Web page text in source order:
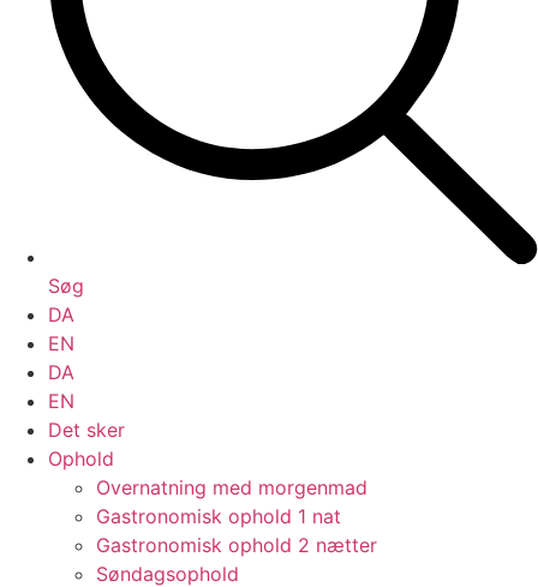
Søg
DA
EN
DA
EN
Det sker
Ophold
Overnatning med morgenmad
Gastronomisk ophold 1 nat
Gastronomisk ophold 2 nætter
Søndagsophold